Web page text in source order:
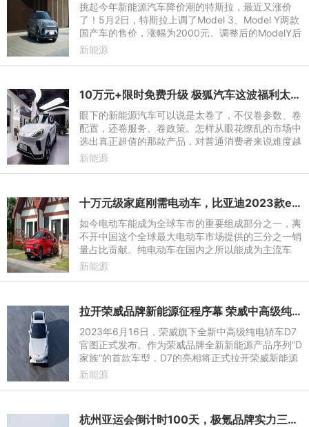
挑起今年新能源汽车降价潮的特斯拉，最近又涨价
了！5月2日，特斯拉上调了Model 3、Model Y两款
国产车的售价，涨幅为2000元。调整后的ModelY后
轮驱动版涨至26.39万元，长续航版涨至31.39万
新能源
10万元+限时免费升级 极狐汽车这波福利太超值
眼下的新能源汽车可以说是太卷了，不仅卷参数、卷
配置，还卷服务、卷政策。怎样从眼花缭乱的市场中
选出真正超值的那款产品，对普通消费者来说难度越
来越高了。今天我们就给消费者推荐一个不仅产品给
新能源
十万元级家庭刚需电动车，比亚迪2023款e2不容错过
如今电动车能成为全球车市的重要组成部分之一，离
不开中国这个全球最大电动车市场提供的三分之一销
量占比贡献。纯电动车在国内之所以能成为主流车
型，一方面是因为我国汽车工业进步迅速，造出的电
新能源
拉开荣威品牌新能源征程序幕 荣威中高级纯电轿车D7官图发布
2023年6月16日，荣威旗下全新中高级纯电轿车D7
官图正式发布。作为荣威品牌全新新能源产品序列“D
家族”的首款车型，D7的亮相将正式拉开荣威新能源
征程的序幕，同时也是荣威品牌践行上汽集团“新能
新能源
杭州亚运会倒计时100天，极氪品牌实力三连秀领衔献礼